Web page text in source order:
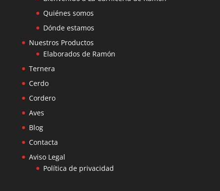
Quiénes somos
Dónde estamos
Nuestros Productos
Elaborados de Ramón
Ternera
Cerdo
Cordero
Aves
Blog
Contacta
Aviso Legal
Política de privacidad